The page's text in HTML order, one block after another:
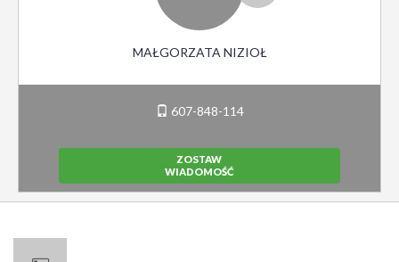
MAŁGORZATA NIZIOŁ
607-848-114
ZOSTAW
WIADOMOŚĆ